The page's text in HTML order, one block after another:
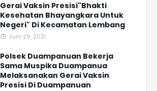
Gerai Vaksin Presisi"Bhakti
Kesehatan Bhayangkara Untuk
Negeri" Di Kecamatan Lembang
Juni 29, 2021
Polsek Duampanuan Bekerja
Sama Muspika Duampanua
Melaksanakan Gerai Vaksin
Presisi Di Duampanuan